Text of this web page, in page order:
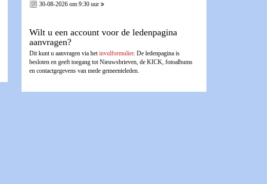
30-08-2026 om 9:30 uur
Wilt u een account voor de ledenpagina
aanvragen?
Dit kunt u aanvragen via hetinvulformulier. De ledenpagina is
besloten en geeft toegang tot Nieuwsbrieven, de KICK, fotoalbums
en contactgegevens van mede gemeenteleden.